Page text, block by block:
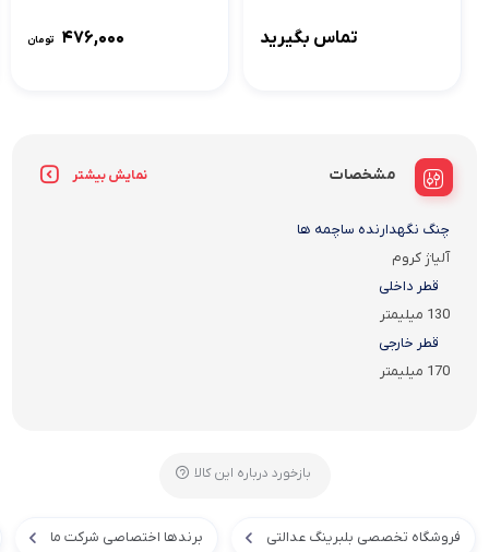
تماس بگیرید ۴۷۶,۰۰۰ تومان
مشخصات نمایش بیشتر
چنگ نگهدارنده ساچمه ها
آلیاژ کروم
قطر داخلی
130 میلیمتر
قطر خارجی
170 میلیمتر
بازخورد درباره این کالا
فروشگاه تخصصی بلبرینگ عدالتی برندها اختصاصی شرکت ما